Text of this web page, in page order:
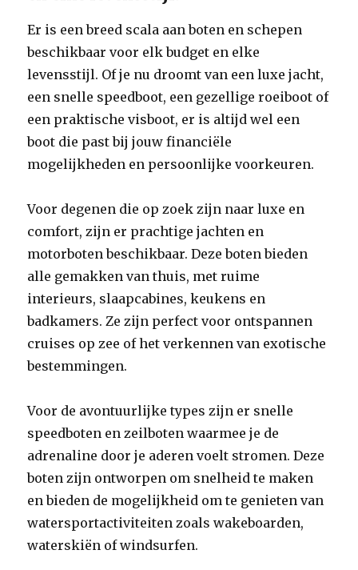
Er is een breed scala aan boten en schepen
beschikbaar voor elk budget en elke
levensstijl. Of je nu droomt van een luxe jacht,
een snelle speedboot, een gezellige roeiboot of
een praktische visboot, er is altijd wel een
boot die past bij jouw financiële
mogelijkheden en persoonlijke voorkeuren.
Voor degenen die op zoek zijn naar luxe en
comfort, zijn er prachtige jachten en
motorboten beschikbaar. Deze boten bieden
alle gemakken van thuis, met ruime
interieurs, slaapcabines, keukens en
badkamers. Ze zijn perfect voor ontspannen
cruises op zee of het verkennen van exotische
bestemmingen.
Voor de avontuurlijke types zijn er snelle
speedboten en zeilboten waarmee je de
adrenaline door je aderen voelt stromen. Deze
boten zijn ontworpen om snelheid te maken
en bieden de mogelijkheid om te genieten van
watersportactiviteiten zoals wakeboarden,
waterskiën of windsurfen.